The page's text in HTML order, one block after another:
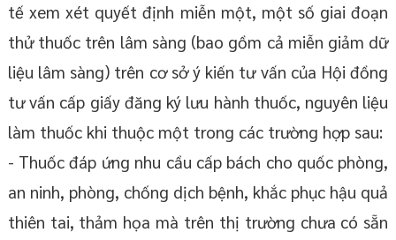
tế xem xét quyết định miễn một, một số giai đoạn
thử thuốc trên lâm sàng (bao gồm cả miễn giảm dữ
liệu lâm sàng) trên cơ sở ý kiến tư vấn của Hội đồng
tư vấn cấp giấy đăng ký lưu hành thuốc, nguyên liệu
làm thuốc khi thuộc một trong các trường hợp sau:
- Thuốc đáp ứng nhu cầu cấp bách cho quốc phòng,
an ninh, phòng, chống dịch bệnh, khắc phục hậu quả
thiên tai, thảm họa mà trên thị trường chưa có sẵn